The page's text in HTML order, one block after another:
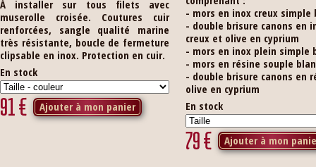
À installer sur tous filets avec
muserolle croisée. Coutures cuir
renforcées, sangle qualité marine
très résistante, boucle de fermeture
clipsable en inox. Protection en cuir.
En stock
91€ Ajouter à mon panier
- mors en inox creux simple
- double brisure canons en
creux et olive en cyprium
- mors en inox plein simple
- mors en résine souple
- double brisure canons en
olive en cyprium
En stock
79€ Ajouter à mon